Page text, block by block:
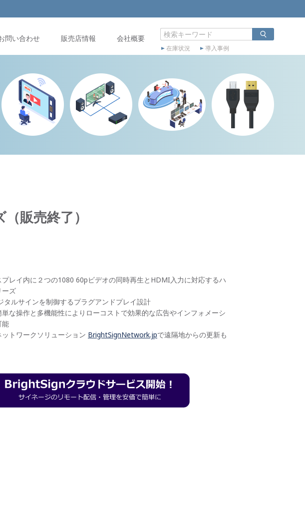
問い合わせ 販売店情報 会社概要
在庫状況 導入事例
販売終了）
プレイ内に２つの1080 60pビデオの同時再生とHDMI入力に対応するハ
ーズ
タルサインを制御するプラグアンドプレイ設計
な操作と多機能性によりローコストで効果的な広告やインフォメーシ
能
トワークソリューション BrightSignNetwork.jpで遠隔地からの更新も